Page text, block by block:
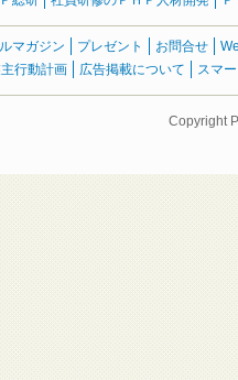
マガジン プレゼント お問合せ
行動計画 広告掲載について スマ
Copyright